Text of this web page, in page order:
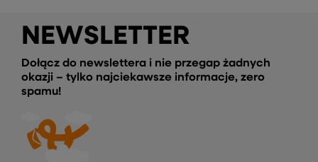
NEWSLETTER
Dołącz do newslettera i nie przegap żadnych
okazji – tylko najciekawsze informacje, zero
spamu!